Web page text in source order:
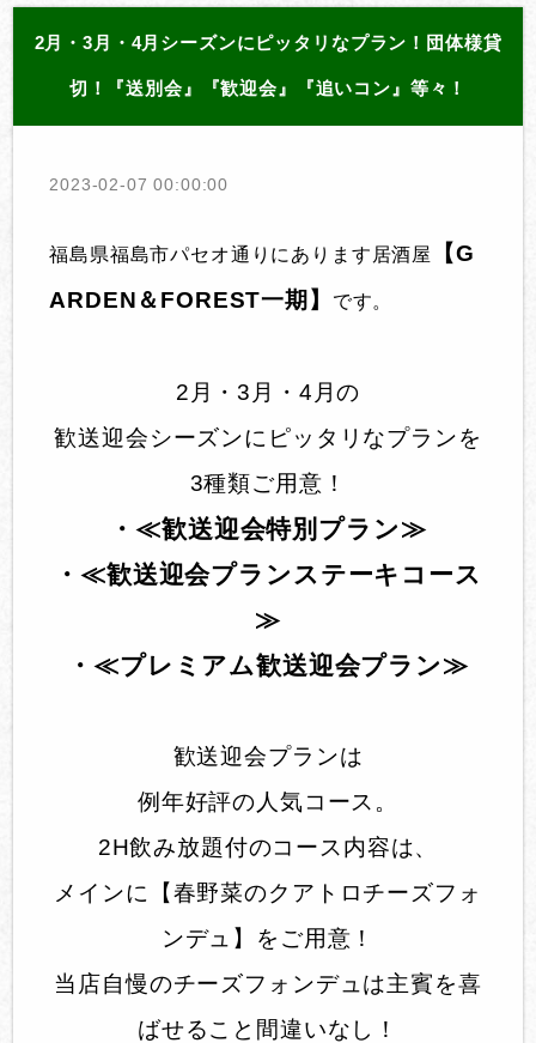
2月・3月・4月シーズンにピッタリなプラン！団体様貸
切！『送別会』『歓迎会』『追いコン』等々！
2023-02-07 00:00:00
福島県福島市パセオ通りにあります居酒屋
【G
ARDEN＆FOREST一期】
です。
2月・3月・4月の
歓送迎会シーズンにピッタリなプランを
3種類ご用意 ！
・≪歓送迎会特別プラン≫
・≪歓送迎会プランステーキコース
≫
・≪プレミアム歓送迎会プラン≫
歓送迎会プランは
例年好評の人気コース。
2H飲み放題付のコース内容は、
メインに【春野菜のクアトロチーズフォ
ンデュ】をご用意！
当店自慢のチーズフォンデュは主賓を喜
ばせること間違いなし！